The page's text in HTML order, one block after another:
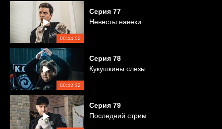
00:44:02
Серия 77
Невесты навеки
00:42:32
Серия 78
Кукушкины слезы
Серия 79
Последний стрим